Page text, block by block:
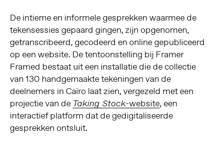
De intieme en informele gesprekken waarmee de
tekensessies gepaard gingen, zijn opgenomen,
getranscribeerd, gecodeerd en online gepubliceerd
op een website. De tentoonstelling bij Framer
Framed bestaat uit een installatie die de collectie
van 130 handgemaakte tekeningen van de
deelnemers in Caïro laat zien, vergezeld met een
projectie van de Taking Stock-website, een
interactief platform dat de gedigitaliseerde
gesprekken ontsluit.